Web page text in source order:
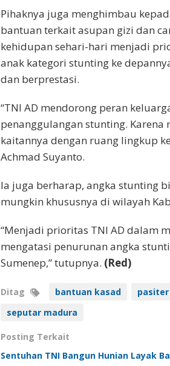
Pihaknya juga menghimbau
bantuan terkait asupan gizi dan
kehidupan sehari-hari menjadi
anak kategori stunting ke
dan berprestasi.
“TNI AD mendorong peran
penanggulangan stunting. Karena
kaitannya dengan ruang lingkup
Achmad Suyanto.
Ia juga berharap, angka stunting
mungkin khususnya di wilayah
“Menjadi prioritas TNI AD dalam
mengatasi penurunan angka
Sumenep,” tutupnya. (Red)
Ditag bantuan kasad
seputar madura
Posting Terkait
Sentuhan TNI Bangun Hunian Layak